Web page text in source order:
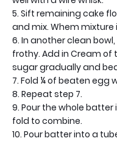
5. Sift remaining cake
and mix. Whem
6. In another clean
frothy. Add in Cream
sugar gradually and
7. Fold ¼ of beaten egg
8. Repeat step 7.
9. Pour the whole
fold to combine.
10. Pour batter into a